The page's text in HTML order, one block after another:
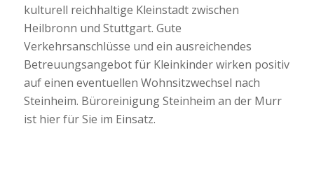
kulturell reichhaltige Kleinstadt zwischen
Heilbronn und Stuttgart. Gute
Verkehrsanschlüsse und ein ausreichendes
Betreuungsangebot für Kleinkinder wirken positiv
auf einen eventuellen Wohnsitzwechsel nach
Steinheim. Büroreinigung Steinheim an der Murr
ist hier für Sie im Einsatz.